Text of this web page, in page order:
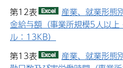
第12表
産業、就業形態
金給与額（事業所規模5人以
ル：13KB）
第13表
産業、就業形態